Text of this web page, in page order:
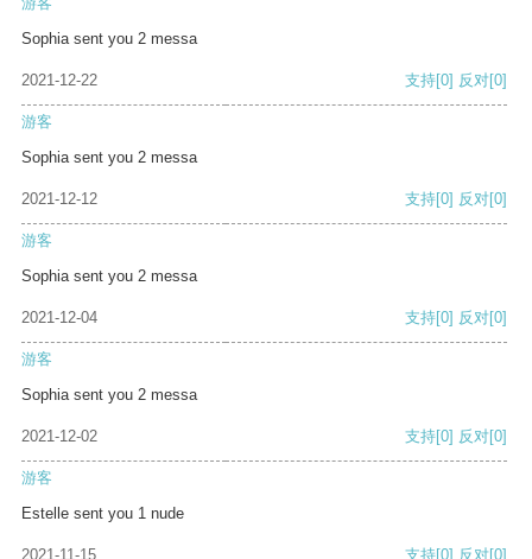
Sophia sent you 2 messa
2021-12-22 支持[0] 反对[0]
游客
Sophia sent you 2 messa
2021-12-12 支持[0] 反对[0]
游客
Sophia sent you 2 messa
2021-12-04 支持[0] 反对[0]
游客
Sophia sent you 2 messa
2021-12-02 支持[0] 反对[0]
游客
Estelle sent you 1 nude
2021-11-15 支持[0] 反对[0]